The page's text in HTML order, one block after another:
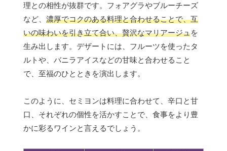
理との相性が抜群です。フォアグラやブルーチーズ
など、 濃厚でコクのある料理と合わせることで、互
いの味わいを引き立て合い、贅沢なマリアージュを
生み出します。デザートには、フルーツを使ったタ
ルトや、バニラアイスなどの甘味と合わせること
で、至福のひとときを演出します。
このように、セミヨンは料理に合わせて、辛口と甘
口、それぞれの個性を活かすことで、食事をより豊
かに彩るワインと言えるでしょう。